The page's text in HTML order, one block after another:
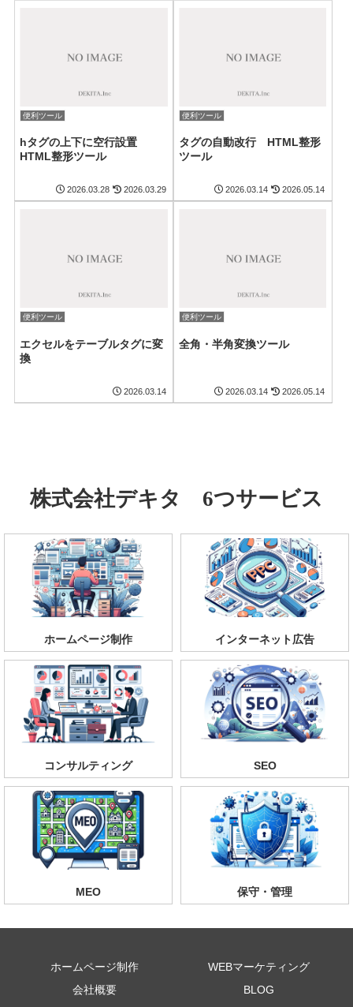
便利ツール
hタグの上下に空行設置
HTML整形ツール
2026.03.28 2026.03.29
便利ツール
タグの自動改行 HTML整形
ツール
2026.03.14 2026.05.14
便利ツール
エクセルをテーブルタグに変
換
2026.03.14
便利ツール
全角・半角変換ツール
2026.03.14 2026.05.14
株式会社デキタ 6つサービス
ホームページ制作 インターネット広告
コンサルティング SEO
MEO 保守・管理
ホームページ制作
WEBマーケティング
会社概要
BLOG